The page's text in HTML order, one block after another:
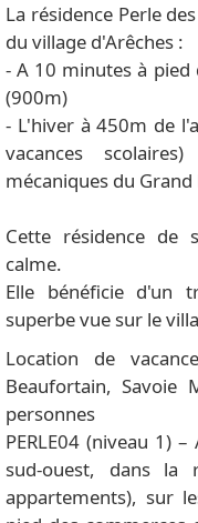
La résidence Perle
du village d'Arêches :
- A 10 minutes à pied
(900m)
- L'hiver à 450m de
vacances
mécaniques du
Cette résidence de
calme.
Elle bénéficie d'un
superbe vue sur le
Location de
Beaufortain, Savoie
personnes
PERLE04 (niveau 1)
sud-ouest, dans la
appartements), sur